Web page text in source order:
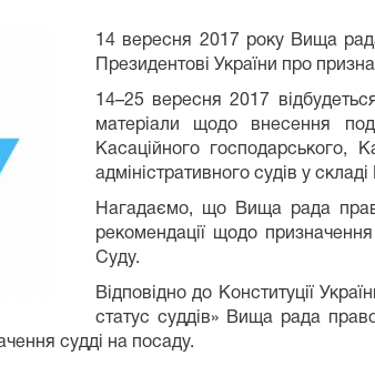
14 вересня 2017 року Вища
Президентові України про
14–25 вересня 2017
матеріали щодо внесення
Касаційного господарського,
адміністративного судів у
Нагадаємо, що Вища рада
рекомендації щодо
Суду.
Відповідно до Конституції
статус суддів» Вища рада
судді на посаду.